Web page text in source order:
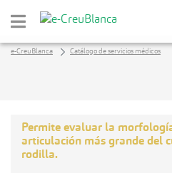
Saltar al contenido principal
e-CreuBlanca Catálogo de servicios médicos
Permite evaluar la
articulación más grande del
rodilla.